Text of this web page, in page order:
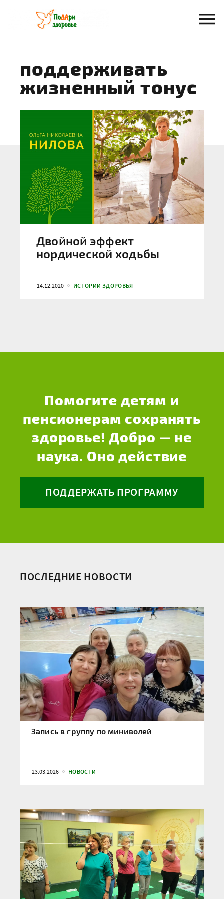
содержанию
поддерживать
жизненный тонус
Двойной эффект
нордической ходьбы
14.12.2020 ИСТОРИИ ЗДОРОВЬЯ
Помогите детям и
пенсионерам сохранять
здоровье! Добро — не
наука. Оно действие
ПОДДЕРЖАТЬ ПРОГРАММУ
ПОСЛЕДНИЕ НОВОСТИ
Запись в группу по миниволей
23.03.2026 НОВОСТИ